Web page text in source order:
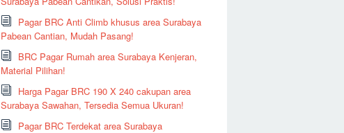
Pagar BRC Anti Climb khusus area Surabaya
Pabean Cantian, Mudah Pasang!
BRC Pagar Rumah area Surabaya Kenjeran,
Material Pilihan!
Harga Pagar BRC 190 X 240 cakupan area
Surabaya Sawahan, Tersedia Semua Ukuran!
Pagar BRC Terdekat area Surabaya